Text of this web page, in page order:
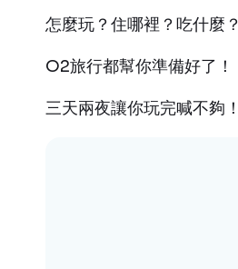
怎麼玩？住哪裡？吃什麼？
O2旅行都幫你準備好了！
三天兩夜讓你玩完喊不夠！